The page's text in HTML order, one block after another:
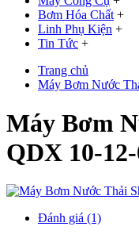
Bơm Hóa Chất +
Linh Phụ Kiện +
Tin Tức +
Trang chủ
Máy Bơm Nước
Máy Bơm
QDX 10-
Đánh giá (1)